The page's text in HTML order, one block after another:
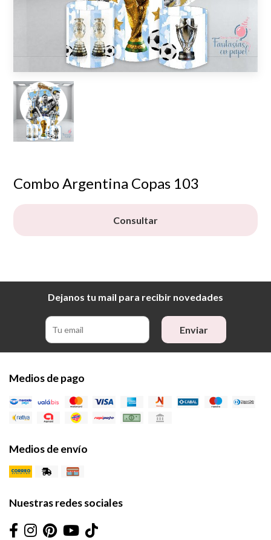
Combo Argentina Copas 103
Consultar
Dejanos tu mail para recibir novedades
Enviar
Medios de pago
Medios de envío
Nuestras redes sociales